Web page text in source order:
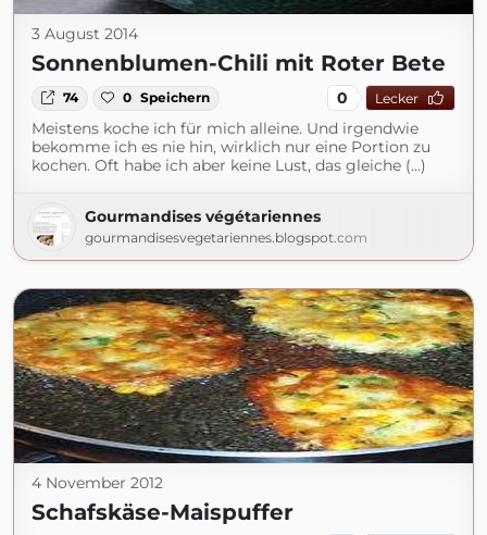
3 August 2014
Sonnenblumen-Chili mit Roter Bete
74 0 Speichern 0 Lecker
Meistens koche ich für mich alleine. Und irgendwie
bekomme ich es nie hin, wirklich nur eine Portion zu
kochen. Oft habe ich aber keine Lust, das gleiche (...)
Gourmandises végétariennes
gourmandisesvegetariennes.blogspot.com
4 November 2012
Schafskäse-Maispuffer